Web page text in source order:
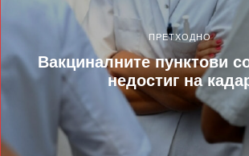
ПРЕТХОДНО
Вакциналните пунктови
недостиг на